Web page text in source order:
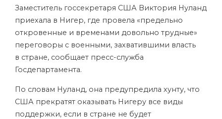
Заместитель госсекретаря США Виктория Нуланд
приехала в Нигер, где провела «предельно
откровенные и временами довольно трудные»
переговоры с военными, захватившими власть
в стране, сообщает пресс-служба
Госдепартамента.
По словам Нуланд, она предупредила хунту, что
США прекратят оказывать Нигеру все виды
поддержки, если в стране не будет